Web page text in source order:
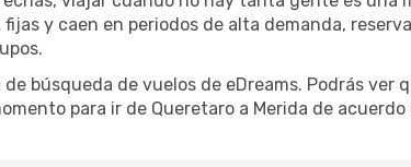
y caen en periodos de alta demanda,
búsqueda de vuelos de eDreams. Podrás
para ir de Queretaro a Merida de